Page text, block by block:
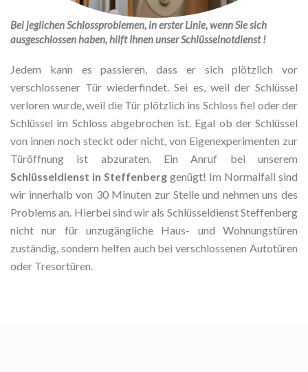
Bei jeglichen Schlossproblemen, in erster Linie, wenn Sie sich
ausgeschlossen haben, hilft Ihnen unser Schlüsselnotdienst !
Jedem kann es passieren, dass er sich plötzlich vor
verschlossener Tür wiederfindet. Sei es, weil der Schlüssel
verloren wurde, weil die Tür plötzlich ins Schloss fiel oder der
Schlüssel im Schloss abgebrochen ist. Egal ob der Schlüssel
von innen noch steckt oder nicht, von Eigenexperimenten zur
Türöffnung ist abzuraten. Ein Anruf bei unserem
Schlüsseldienst in Steffenberg genügt! Im Normalfall sind
wir innerhalb von 30 Minuten zur Stelle und nehmen uns des
Problems an. Hierbei sind wir als Schlüsseldienst Steffenberg
nicht nur für unzugängliche Haus- und Wohnungstüren
zuständig, sondern helfen auch bei verschlossenen Autotüren
oder Tresortüren.